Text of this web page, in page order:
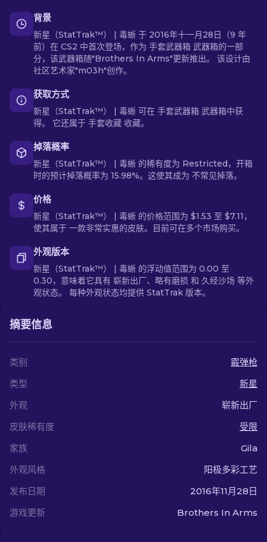
背景
新星（StatTrak™） | 毒蜥 于 2016年十一月28日（9 年
前）在 CS2 中首次登场，作为 手套武器箱 武器箱的一部
分，该武器箱随"Brothers In Arms"更新推出。 该设计由
社区艺术家"m03h"创作。
获取方式
新星（StatTrak™） | 毒蜥 可在 手套武器箱 武器箱中获
得。 它还属于 手套收藏 收藏。
掉落概率
新星（StatTrak™） | 毒蜥 的稀有度为 Restricted，开箱
时的预计掉落概率为 15.98%。这使其成为 不常见掉落。
价格
新星（StatTrak™） | 毒蜥 的价格范围为 $1.53 至 $7.11，
使其属于 一款非常实惠的皮肤。目前可在多个市场购买。
外观版本
新星（StatTrak™） | 毒蜥 的浮动值范围为 0.00 至
0.30，意味着它具有 崭新出厂、略有磨损 和 久经沙场 等外
观状态。 每种外观状态均提供 StatTrak 版本。
摘要信息
类别
霰弹枪
类型
新星
外观
崭新出厂
皮肤稀有度
受限
家族
Gila
外观风格
阳极多彩工艺
发布日期
2016年11月28日
游戏更新
Brothers In Arms